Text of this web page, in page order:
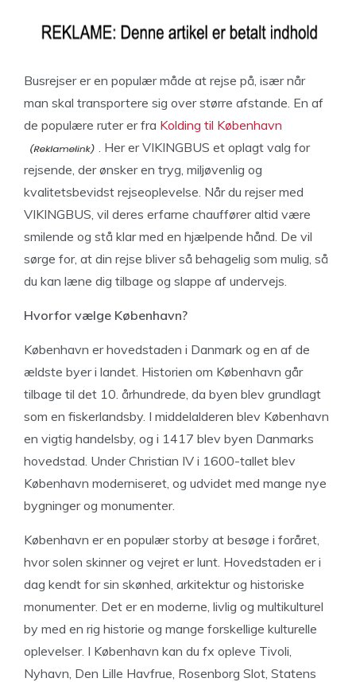
Busrejser er en populær måde at rejse på, især når
man skal transportere sig over større afstande. En af
de populære ruter er fra Kolding til København
. Her er VIKINGBUS et oplagt valg for
rejsende, der ønsker en tryg, miljøvenlig og
kvalitetsbevidst rejseoplevelse. Når du rejser med
VIKINGBUS, vil deres erfarne chauffører altid være
smilende og stå klar med en hjælpende hånd. De vil
sørge for, at din rejse bliver så behagelig som mulig, så
du kan læne dig tilbage og slappe af undervejs.
Hvorfor vælge København?
København er hovedstaden i Danmark og en af de
ældste byer i landet. Historien om København går
tilbage til det 10. århundrede, da byen blev grundlagt
som en fiskerlandsby. I middelalderen blev København
en vigtig handelsby, og i 1417 blev byen Danmarks
hovedstad. Under Christian IV i 1600-tallet blev
København moderniseret, og udvidet med mange nye
bygninger og monumenter.
København er en populær storby at besøge i foråret,
hvor solen skinner og vejret er lunt. Hovedstaden er i
dag kendt for sin skønhed, arkitektur og historiske
monumenter. Det er en moderne, livlig og multikulturel
by med en rig historie og mange forskellige kulturelle
oplevelser. I København kan du fx opleve Tivoli,
Nyhavn, Den Lille Havfrue, Rosenborg Slot, Statens